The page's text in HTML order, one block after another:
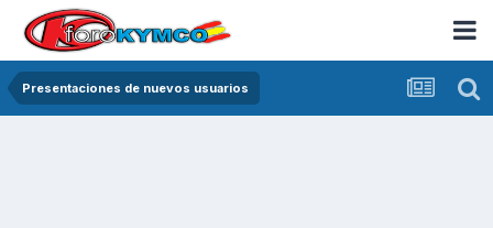
Presentaciones de nuevos usuarios